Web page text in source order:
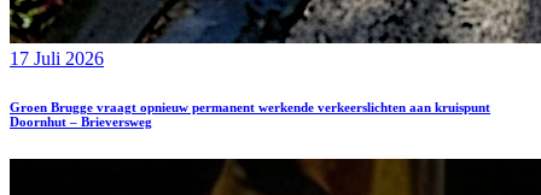
17 Juli 2026
Groen Brugge vraagt opnieuw permanent werkende verkeerslichten aan kruispunt
Doornhut – Brieversweg